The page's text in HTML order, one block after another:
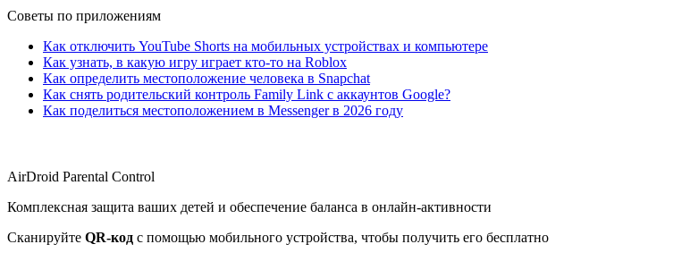
Советы по приложениям
Как отключить YouTube Shorts на мобильных устройствах и компьютере
Как узнать, в какую игру играет кто-то на Roblox
Как определить местоположение человека в Snapchat
Как снять родительский контроль Family Link с аккаунтов Google?
Как поделиться местоположением в Messenger в 2026 году
AirDroid Parental Control
Комплексная защита ваших детей и обеспечение баланса в онлайн-активности
Сканируйте QR-код с помощью мобильного устройства, чтобы получить его бесплатно